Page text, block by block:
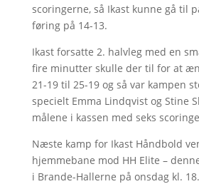
scoringerne, så Ikast kunne gå til
føring på 14-13.
Ikast forsatte 2. halvleg med en
fire minutter skulle der til for at
21-19 til 25-19 og så var kampen
specielt Emma Lindqvist og Stine
målene i kassen med seks
Næste kamp for Ikast Håndbold
hjemmebane mod HH Elite –
i Brande-Hallerne på onsdag kl.